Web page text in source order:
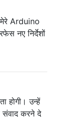
Arduino
नए निर्देशों
होगी। उन्हें
संवाद करने दे